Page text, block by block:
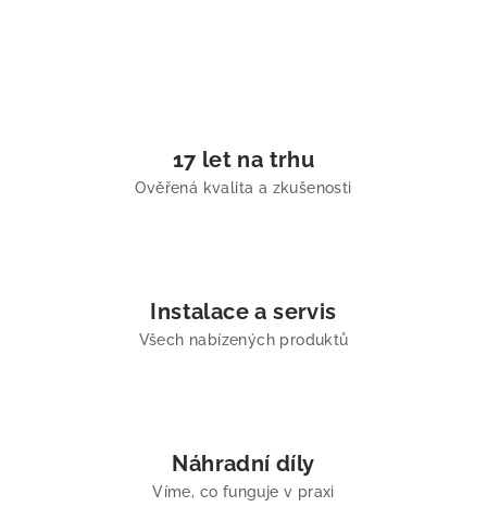
17 let na trhu
Ověřená kvalita a zkušenosti
Instalace a servis
Všech nabízených produktů
Náhradní díly
Víme, co funguje v praxi